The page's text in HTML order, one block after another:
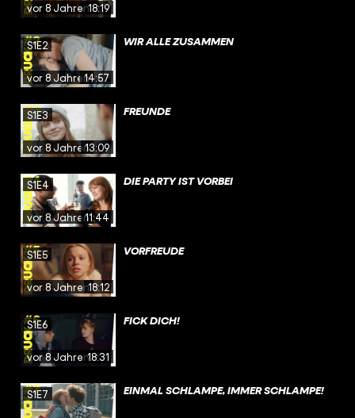
vor 8 Jahren18:19
vor 8 Jahren14:57
S1E2 WIR ALLE ZUSAMMEN
vor 8 Jahren13:09
S1E3 FREUNDE
vor 8 Jahren11:44
S1E4 DIE PARTY IST VORBEI
vor 8 Jahren18:12
S1E5 VORFREUDE
vor 8 Jahren18:31
S1E6 FICK DICH!
S1E7 EINMAL SCHLAMPE, IMMER SCHLAMPE!